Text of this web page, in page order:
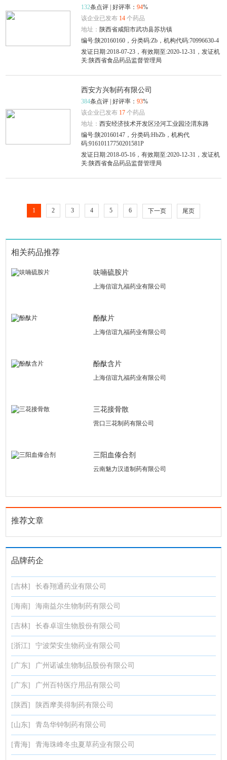
132条点评 | 好评率：94%
该企业已发布 14 个药品
地址： 陕西省咸阳市武功县苏坊镇
编号:陕20160160，分类码:Zb，机构代码:70996630-4
发证日期:2018-07-23，有效期至:2020-12-31，发证机
关:陕西省食品药品监督管理局
西安方兴制药有限公司
384条点评 | 好评率：93%
该企业已发布 17 个药品
地址：西安经济技术开发区泾河工业园泾渭东路
编号:陕20160147，分类码:HbZb，机构代
码:91610117750201581P
发证日期:2018-05-16，有效期至:2020-12-31，发证机
关:陕西省食品药品监督管理局
1 2 3 4 5 6 下一页 尾页
相关药品推荐
呋喃硫胺片
上海信谊九福药业有限公司
酚酞片
上海信谊九福药业有限公司
酚酞含片
上海信谊九福药业有限公司
三花接骨散
营口三花制药有限公司
三阳血傣合剂
云南魅力汉道制药有限公司
推荐文章
品牌药企
[吉林] 长春翔通药业有限公司
[海南] 海南益尔生物制药有限公司
[吉林] 长春卓谊生物股份有限公司
[浙江] 宁波荣安生物药业有限公司
[广东] 广州诺诚生物制品股份有限公司
[广东] 广州百特医疗用品有限公司
[陕西] 陕西摩美得制药有限公司
[山东] 青岛华钟制药有限公司
[青海] 青海珠峰冬虫夏草药业有限公司